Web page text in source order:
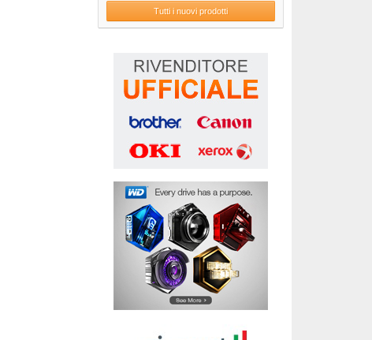
Tutti i nuovi prodotti